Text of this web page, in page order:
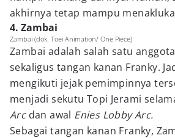
akhirnya tetap mampu
4. Zambai
Zambai (dok. Toei Animation/ One Piece)
Zambai adalah salah satu
sekaligus tangan kanan Franky.
mengikuti jejak pemimpinnya
menjadi sekutu Topi Jerami
Arc dan awal Enies Lobby Arc.
Sebagai tangan kanan Franky,